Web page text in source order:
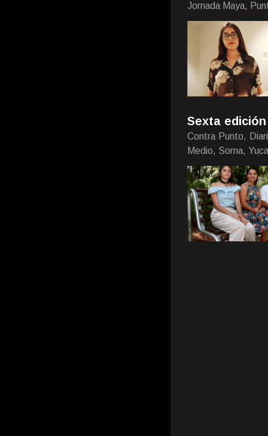
Jornada Maya,
Sexta edición
Contra Punto,
Medio, Soma,